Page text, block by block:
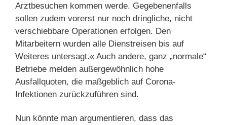
Arztbesuchen kommen werde. Gegebenenfalls
sollen zudem vorerst nur noch dringliche, nicht
verschiebbare Operationen erfolgen. Den
Mitarbeitern wurden alle Dienstreisen bis auf
Weiteres untersagt.« Auch andere, ganz „normale“
Betriebe melden außergewöhnlich hohe
Ausfallquoten, die maßgeblich auf Corona-
Infektionen zurückzuführen sind.
Nun könnte man argumentieren, dass das